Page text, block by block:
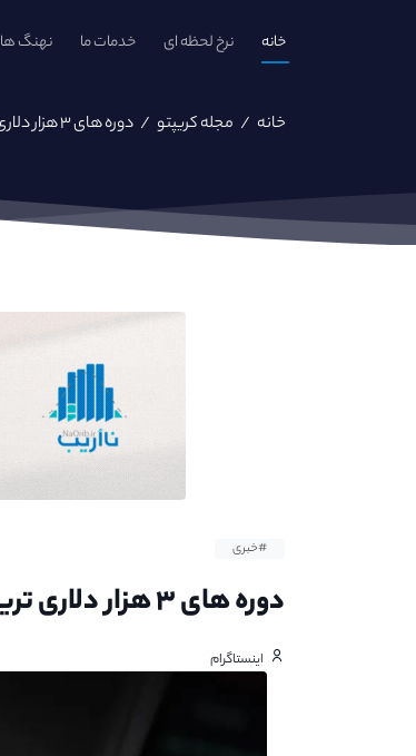
خانه نرخ لحظه ای خدمات ما نهنگ ها
خانه / مجله کریپتو / دوره های ۳ هزار دلاری ترید در ایران؟!!
#خبری
دوره های ۳ هزار دلاری ترید در ایران؟!!
اینستاگرام